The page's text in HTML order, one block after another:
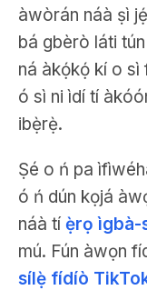
àwòrán náà ṣì
bá gbèrò láti
ná àkọ́kọ́ kí o sì
ó sì ni ìdí tí
ibẹ̀rẹ̀.
Ṣé o ń pa
ó ń dún kọjá
náà tí ẹ̀rọ ìgbà-
mú. Fún àwọn
sílẹ̀ fídíò